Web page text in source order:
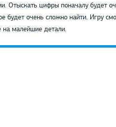
Отыскать цифры поначалу будет
будет очень сложно найти. Игру
на малейшие детали.